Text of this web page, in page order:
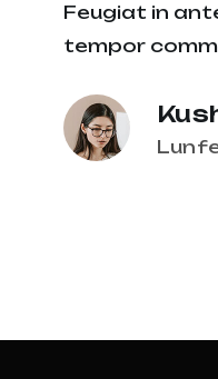
Feugiat in
tempor